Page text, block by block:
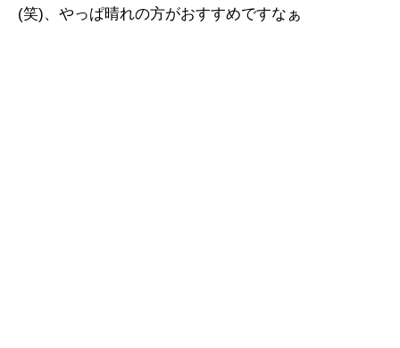
(笑)、やっぱ晴れの方がおすすめですなぁ